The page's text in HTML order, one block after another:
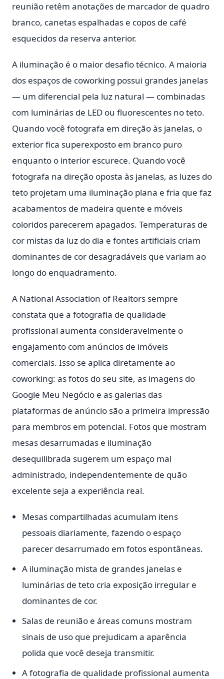
reunião retêm anotações de marcador de quadro
branco, canetas espalhadas e copos de café
esquecidos da reserva anterior.
A iluminação é o maior desafio técnico. A maioria
dos espaços de coworking possui grandes janelas
— um diferencial pela luz natural — combinadas
com luminárias de LED ou fluorescentes no teto.
Quando você fotografa em direção às janelas, o
exterior fica superexposto em branco puro
enquanto o interior escurece. Quando você
fotografa na direção oposta às janelas, as luzes do
teto projetam uma iluminação plana e fria que faz
acabamentos de madeira quente e móveis
coloridos parecerem apagados. Temperaturas de
cor mistas da luz do dia e fontes artificiais criam
dominantes de cor desagradáveis que variam ao
longo do enquadramento.
A National Association of Realtors sempre
constata que a fotografia de qualidade
profissional aumenta consideravelmente o
engajamento com anúncios de imóveis
comerciais. Isso se aplica diretamente ao
coworking: as fotos do seu site, as imagens do
Google Meu Negócio e as galerias das
plataformas de anúncio são a primeira impressão
para membros em potencial. Fotos que mostram
mesas desarrumadas e iluminação
desequilibrada sugerem um espaço mal
administrado, independentemente de quão
excelente seja a experiência real.
Mesas compartilhadas acumulam itens
pessoais diariamente, fazendo o espaço
parecer desarrumado em fotos espontâneas.
A iluminação mista de grandes janelas e
luminárias de teto cria exposição irregular e
dominantes de cor.
Salas de reunião e áreas comuns mostram
sinais de uso que prejudicam a aparência
polida que você deseja transmitir.
A fotografia de qualidade profissional aumenta